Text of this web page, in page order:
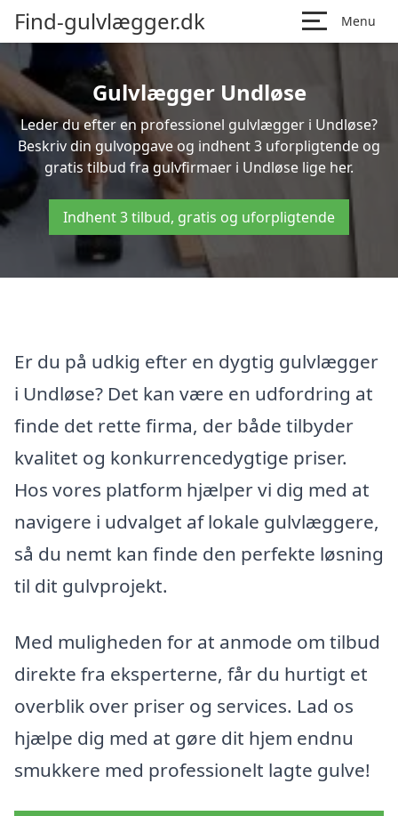
Find-gulvlægger.dk Menu
Gulvlægger Undløse
Leder du efter en professionel gulvlægger i Undløse?
Beskriv din gulvopgave og indhent 3 uforpligtende og
gratis tilbud fra gulvfirmaer i Undløse lige her.
Indhent 3 tilbud, gratis og uforpligtende
Er du på udkig efter en dygtig gulvlægger
i Undløse? Det kan være en udfordring at
finde det rette firma, der både tilbyder
kvalitet og konkurrencedygtige priser.
Hos vores platform hjælper vi dig med at
navigere i udvalget af lokale gulvlæggere,
så du nemt kan finde den perfekte løsning
til dit gulvprojekt.
Med muligheden for at anmode om tilbud
direkte fra eksperterne, får du hurtigt et
overblik over priser og services. Lad os
hjælpe dig med at gøre dit hjem endnu
smukkere med professionelt lagte gulve!